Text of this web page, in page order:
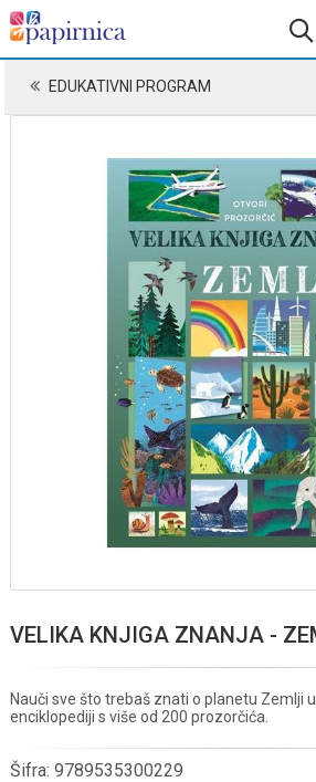
EDUKATIVNI PROGRAM
VELIKA KNJIGA ZNANJA -
Nauči sve što trebaš znati o planetu Zemlji
enciklopediji s više od 200 prozorčića.
Šifra: 9789535300229